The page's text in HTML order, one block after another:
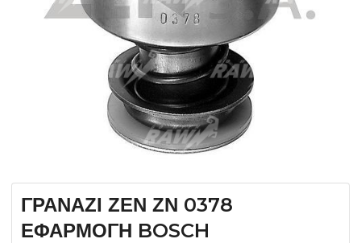
ΓΡΑΝΑΖΙ ΖΕΝ ΖΝ 0378
ΕΦΑΡΜΟΓΗ BOSCH